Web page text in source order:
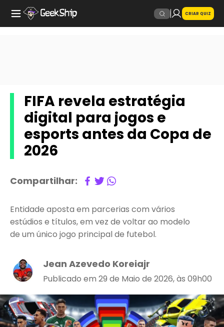
CRIAR QUIZ
FIFA revela estratégia
digital para jogos e
esports antes da Copa de
2026
Compartilhar:
Entidade aposta em parcerias com vários
estúdios e títulos, em vez de voltar ao modelo
de um único jogo principal de futebol.
Jean Azevedo Koreiajr
Publicado em 29 de Maio de 2026, às 09h00